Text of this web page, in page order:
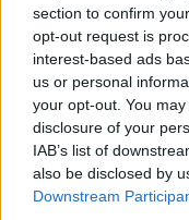
section to confirm
opt-out request is
interest-based ads
us or personal
your opt-out. You
disclosure of your
IAB’s list of
also be disclosed by
Downstream
Η μπλούζα
του